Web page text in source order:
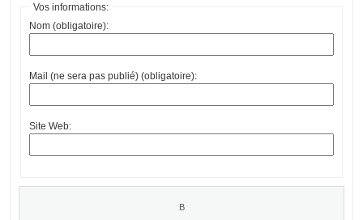
Vos informations:
Nom (obligatoire):
Mail (ne sera pas publié) (obligatoire):
Site Web: